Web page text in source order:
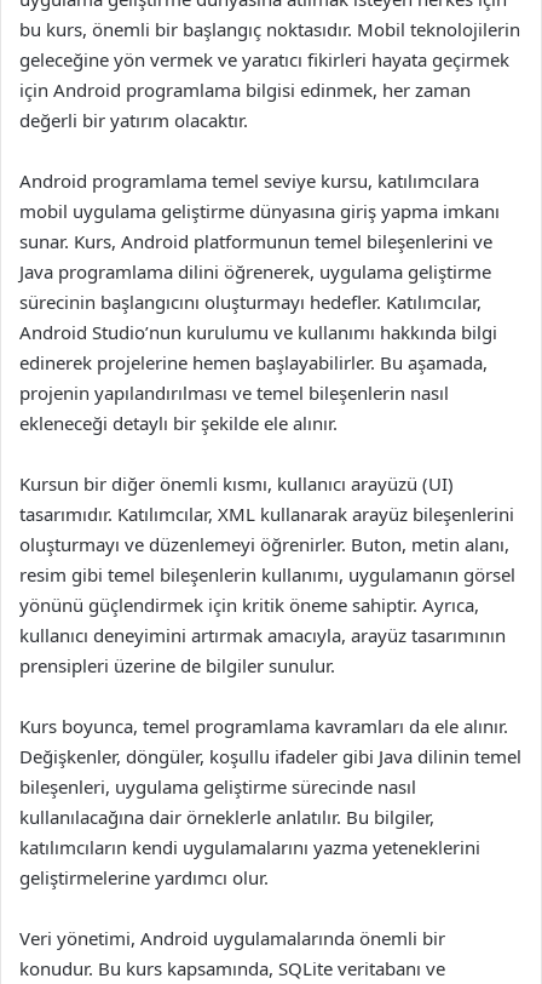
bu kurs, önemli bir başlangıç noktasıdır. Mobil teknolojilerin
geleceğine yön vermek ve yaratıcı fikirleri hayata geçirmek
için Android programlama bilgisi edinmek, her zaman
değerli bir yatırım olacaktır.
Android programlama temel seviye kursu, katılımcılara
mobil uygulama geliştirme dünyasına giriş yapma imkanı
sunar. Kurs, Android platformunun temel bileşenlerini ve
Java programlama dilini öğrenerek, uygulama geliştirme
sürecinin başlangıcını oluşturmayı hedefler. Katılımcılar,
Android Studio’nun kurulumu ve kullanımı hakkında bilgi
edinerek projelerine hemen başlayabilirler. Bu aşamada,
projenin yapılandırılması ve temel bileşenlerin nasıl
ekleneceği detaylı bir şekilde ele alınır.
Kursun bir diğer önemli kısmı, kullanıcı arayüzü (UI)
tasarımıdır. Katılımcılar, XML kullanarak arayüz bileşenlerini
oluşturmayı ve düzenlemeyi öğrenirler. Buton, metin alanı,
resim gibi temel bileşenlerin kullanımı, uygulamanın görsel
yönünü güçlendirmek için kritik öneme sahiptir. Ayrıca,
kullanıcı deneyimini artırmak amacıyla, arayüz tasarımının
prensipleri üzerine de bilgiler sunulur.
Kurs boyunca, temel programlama kavramları da ele alınır.
Değişkenler, döngüler, koşullu ifadeler gibi Java dilinin temel
bileşenleri, uygulama geliştirme sürecinde nasıl
kullanılacağına dair örneklerle anlatılır. Bu bilgiler,
katılımcıların kendi uygulamalarını yazma yeteneklerini
geliştirmelerine yardımcı olur.
Veri yönetimi, Android uygulamalarında önemli bir
konudur. Bu kurs kapsamında, SQLite veritabanı ve